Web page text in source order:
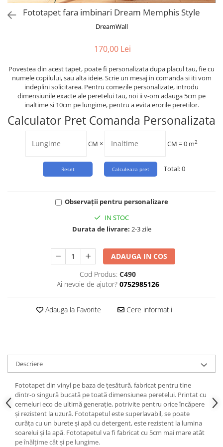
Watercolor
Fototapet fara imbinari Dream Memphis Style
DreamWall
170,00 Lei
Povestea din acest tapet, poate fi personalizata dupa placul tau, fie cu
numele copilului, sau alta ideie. Scrie un mesaj in comanda si iti vom
indeplini solicitarea. Pentru comezile personalizate, introdu
dimensiunile exacte ale peretelui tau, noi ii v-om adauga 5cm pe
inaltime si 10cm pe lungime, pentru a evita erorile peretilor.
Calculator Pret Comanda Personalizata
CM × CM =0 m2
Total:0
Observații pentru personalizare
IN STOC
Durata de livrare: 2-3 zile
ADAUGA IN COS
Cod Produs: C490
Ai nevoie de ajutor? 0752985126
Adauga la Favorite Cere informatii
Descriere
Fototapet din vinyl pe baza de țesătură, fabricat pentru tine
dintr-o singură bucată pe toată dimensiunea peretelui. Printat cu
cerneluri eco de ultimă generație, potrivite pentru orice încăpere
și rezistent la uzură. Fototapetul este superlavabil, se poate
curăța cu un burete și apă cu detergent, este rezistent la lumina
soarelui și la apă. Fototapetul va fi fabricat cu 5cm mai mare atât
pe înălțime cât și pe lungime.